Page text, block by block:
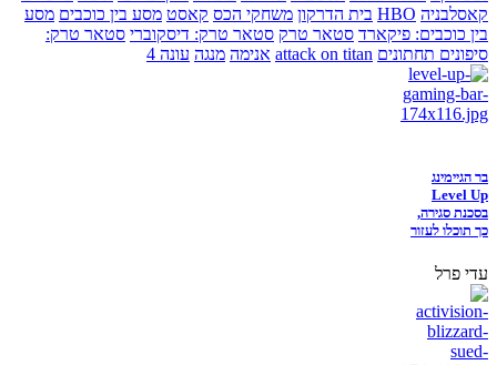
קאסלבניה HBO בית הדרקון משחקי הכס קאסט מסע בין כוכבים מסע
בין כוכבים: פיקארד סטאר טרק סטאר טרק: דיסקוברי סטאר טרק:
סיפונים תחתונים attack on titan אנימה מנגה עונה 4
בר הגיימינג
Level Up
בסכנת סגירה,
כך תוכלו לעזור
עדי פרל